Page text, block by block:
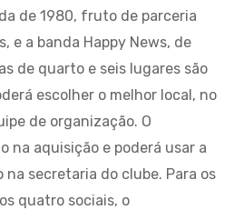
de 1980, fruto de parceria
e a banda Happy News, de
de quarto e seis lugares são
escolher o melhor local, no
de organização. O
na aquisição e poderá usar a
secretaria do clube. Para os
quatro sociais, o